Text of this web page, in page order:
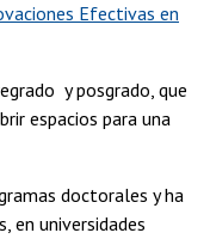
Efectivas en
y posgrado, que
espacios para una
doctorales y ha
en universidades